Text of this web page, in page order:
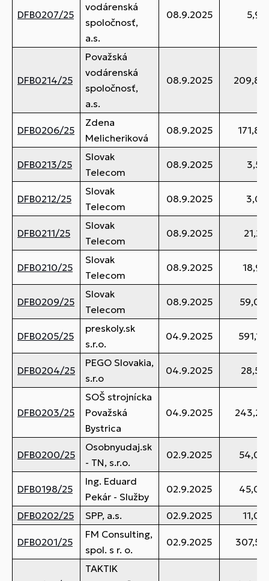
DFB0207/25
vodárenská
spoločnosť,
a.s.
08.9.2025 5,93
DFB0214/25
Považská
vodárenská
spoločnosť,
a.s.
08.9.2025 209,84
DFB0206/25
Zdena
Melicheriková
08.9.2025 171,84
DFB0213/25
Slovak
Telecom
08.9.2025 3,59
DFB0212/25
Slovak
Telecom
08.9.2025 3,02
DFB0211/25
Slovak
Telecom
08.9.2025
DFB0210/25
Slovak
Telecom
08.9.2025 18,95
DFB0209/25
Slovak
Telecom
08.9.2025 59,00
DFB0205/25
preskoly.sk
s.r.o.
04.9.2025 591,10
DFB0204/25
PEGO Slovakia,
s.r.o
04.9.2025 28,50
DFB0203/25
SOŠ strojnícka
Považská
Bystrica
04.9.2025 243,23
DFB0200/25
Osobnyudaj.sk
- TN, s.r.o.
02.9.2025 54,00
DFB0198/25
Ing. Eduard
Pekár - Služby
02.9.2025 45,00
DFB0202/25 SPP, a.s. 02.9.2025 11,00
DFB0201/25
FM Consulting,
spol. s r. o.
02.9.2025 307,50
TAKTIK